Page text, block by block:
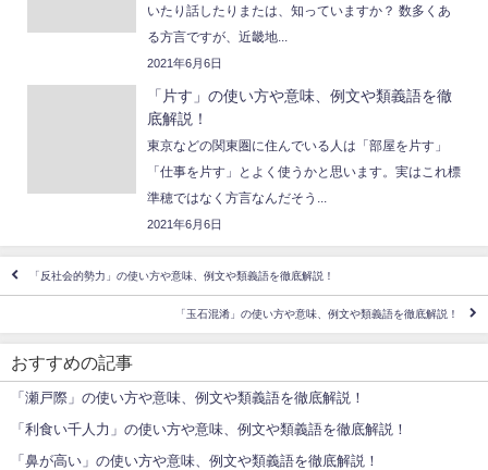
いたり話したりまたは、知っていますか？ 数多くあ
る方言ですが、近畿地...
2021年6月6日
「片す」の使い方や意味、例文や類義語を徹
底解説！
東京などの関東圏に住んでいる人は「部屋を片す」
「仕事を片す」とよく使うかと思います。実はこれ標
準穂ではなく方言なんだそう...
2021年6月6日
「反社会的勢力」の使い方や意味、例文や類義語を徹底解説！
「玉石混淆」の使い方や意味、例文や類義語を徹底解説！
おすすめの記事
「瀬戸際」の使い方や意味、例文や類義語を徹底解説！
「利食い千人力」の使い方や意味、例文や類義語を徹底解説！
「鼻が高い」の使い方や意味、例文や類義語を徹底解説！